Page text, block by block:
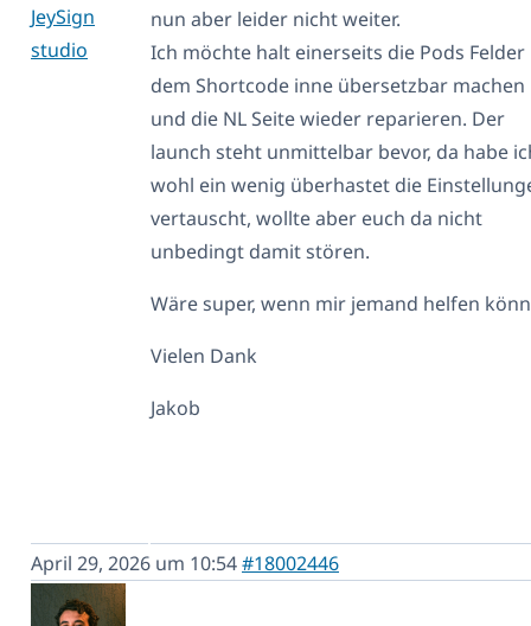
JeySign
studio
nun aber leider nicht weiter.
Ich möchte halt einerseits die Pods
dem Shortcode inne übersetzbar machen
und die NL Seite wieder reparieren. Der
launch steht unmittelbar bevor, da habe
wohl ein wenig überhastet die
vertauscht, wollte aber euch da nicht
unbedingt damit stören.
Wäre super, wenn mir jemand helfen
Vielen Dank
Jakob
April 29, 2026 um 10:54#18002446